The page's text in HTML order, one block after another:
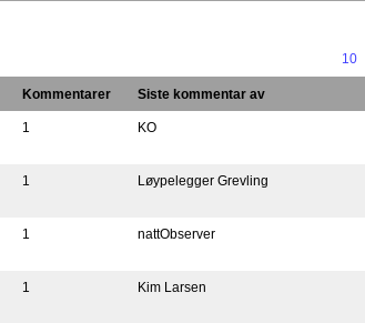
10
Kommentarer Siste kommentar av
1 KO
1 Løypelegger Grevling
1 nattObserver
1 Kim Larsen